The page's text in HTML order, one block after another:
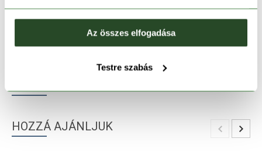
Az összes elfogadása
Testre szabás
1-2 munkanapos szállítás
HOZZÁ AJÁNLJUK